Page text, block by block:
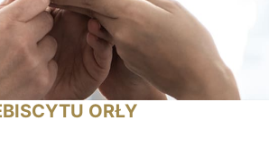
ORŁY